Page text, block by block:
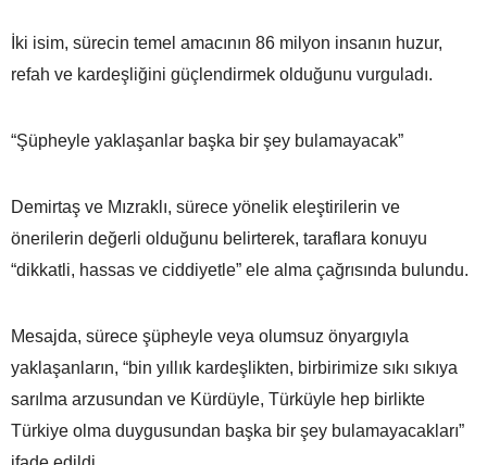
İki isim, sürecin temel amacının 86 milyon insanın huzur,
refah ve kardeşliğini güçlendirmek olduğunu vurguladı.
“Şüpheyle yaklaşanlar başka bir şey bulamayacak”
Demirtaş ve Mızraklı, sürece yönelik eleştirilerin ve
önerilerin değerli olduğunu belirterek, taraflara konuyu
“dikkatli, hassas ve ciddiyetle” ele alma çağrısında bulundu.
Mesajda, sürece şüpheyle veya olumsuz önyargıyla
yaklaşanların, “bin yıllık kardeşlikten, birbirimize sıkı sıkıya
sarılma arzusundan ve Kürdüyle, Türküyle hep birlikte
Türkiye olma duygusundan başka bir şey bulamayacakları”